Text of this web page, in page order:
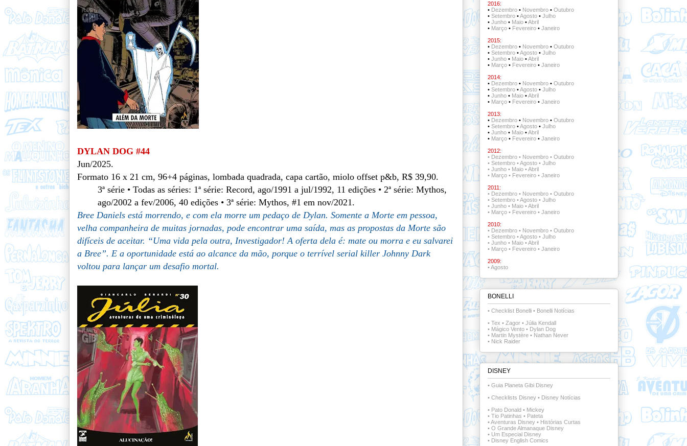
DYLAN DOG #44
Jun/2025.
Formato 16 x 21 cm, 96+4 páginas, lombada quadrada, capa cartão, miolo offset p&b, R$ 39,90.
3ª série • Todas as séries: 1ª série: Record, ago/1991 a jul/1992, 11 edições • 2ª série: Mythos,
ago/2002 a fev/2006, 40 edições • 3ª série: Mythos, #1 em nov/2021.
Bree Daniels está morrendo, e com ela morre um pedaço de Dylan. Somente a Morte em pessoa,
velha companheira de muitas jornadas, pode encontrar uma saída, mas as propostas da Morte são
difíceis de aceitar. “Uma vida pela outra, Investigador! A oferta dela é: mate ou morra e eu salvarei
a Bree”. E a oportunidade está ao alcance da mão, porque o terrível serial killer Johnny Dark
voltou para lançar um desafio mortal.
2016:
• Dezembro• Novembro• Outubro
• Setembro•Agosto• Julho
• Junho• Maio•Abril
• Março• Fevereiro• Janeiro
2015:
• Dezembro• Novembro• Outubro
• Setembro•Agosto• Julho
• Junho• Maio•Abril
• Março• Fevereiro• Janeiro
2014:
• Dezembro • Novembro • Outubro
• Setembro• Agosto • Julho
• Junho• Maio•Abril
• Março• Fevereiro• Janeiro
2013:
• Dezembro• Novembro• Outubro
• Setembro•Agosto• Julho
• Junho• Maio•Abril
• Março• Fevereiro• Janeiro
2012:
• Dezembro• Novembro• Outubro
• Setembro •Agosto• Julho
• Junho• Maio •Abril
• Março• Fevereiro• Janeiro
2011:
• Dezembro• Novembro• Outubro
• Setembro•Agosto• Julho
• Junho• Maio•Abril
• Março• Fevereiro• Janeiro
2010:
• Dezembro• Novembro• Outubro
• Setembro•Agosto• Julho
• Junho• Maio•Abril
• Março• Fevereiro• Janeiro
2009:
•Agosto
BONELLI
• Checklist Bonelli• Bonelli Notícias
• Tex • Zagor• Júlia Kendall
• Mágico Vento • Dylan Dog
• Martin Mystère • Nathan Never
• Nick Raider
DISNEY
• Guia Planeta Gibi Disney
• Checklists Disney• Disney Notícias
• Pato Donald• Mickey
• Tio Patinhas • Pateta
• Aventuras Disney • Histórias Curtas
• O Grande Almanaque Disney
• Um Especial Disney
• Disney English Comics